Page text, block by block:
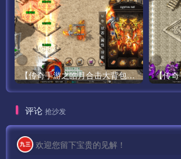
本站大部分下载资源收集于网络，只做学
权归原作者所有，若为付费资源，请在下
【传奇手游之皓月合击大背包-[白猪3.0]-免授权版】经典三职业复古特色战神引擎传奇手游-最新打包Win服务端源码视频架设教程-新版GM多功能网页授权物品后台-GM直冲网页后台-苹果IOS安卓双端版本！
评论 抢沙发
欢迎您留下宝贵的见解！